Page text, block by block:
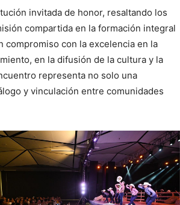
invitada de honor, resaltando los
compartida en la formación integral
compromiso con la excelencia en la
en la difusión de la cultura y la
representa no solo una
y vinculación entre comunidades